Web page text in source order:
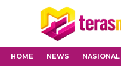
HOME NEWS NASIONAL